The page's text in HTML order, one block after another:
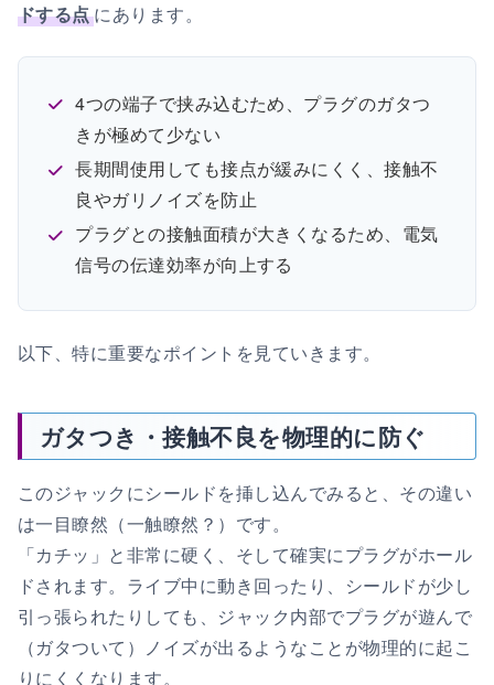
ドする点にあります。
4つの端子で挟み込むため、プラグのガタつ
きが極めて少ない
長期間使用しても接点が緩みにくく、接触不
良やガリノイズを防止
プラグとの接触面積が大きくなるため、電気
信号の伝達効率が向上する
以下、特に重要なポイントを見ていきます。
ガタつき・接触不良を物理的に防ぐ
このジャックにシールドを挿し込んでみると、その違い
は一目瞭然（一触瞭然？）です。
「カチッ」と非常に硬く、そして確実にプラグがホール
ドされます。ライブ中に動き回ったり、シールドが少し
引っ張られたりしても、ジャック内部でプラグが遊んで
（ガタついて）ノイズが出るようなことが物理的に起こ
りにくくなります。